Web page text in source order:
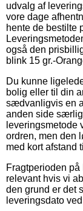
udvalg af
vore dage
hente de bestilte
også den
blink 15 gr.-
Du kunne
bolig eller til din
sædvanligvis en
anden side
leveringsmetode
ordren, men den
med kort afstand
Fragtperioden
relevant hvis vi
den grund er det
leveringsdato